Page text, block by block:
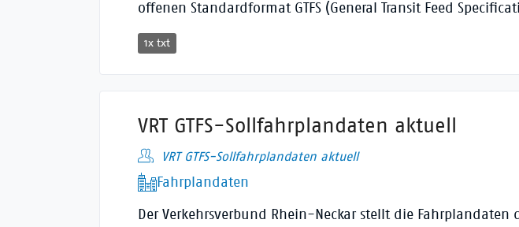
offenen Standardformat GTFS (General Transit Feed
1x txt
VRT GTFS-Sollfahrplandaten aktuell
VRT GTFS-Sollfahrplandaten aktuell
Fahrplandaten
Der Verkehrsverbund Rhein-Neckar stellt die Fahrplandaten